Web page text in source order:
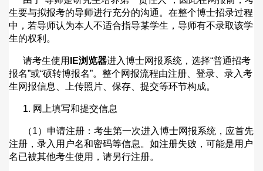
生要与拟报考的导师进行充分的沟通。在整个博士招录过程
中，若导师认为本人不适合指导某学生，导师有不录取该学
生的权利。
请考生使用 IE浏览器进入博士网报系统，选择“普通招考
报名”或“硕转博报名”。整个网报流程由注册、登录、录入考
生网报信息、上传照片、保存、提交等环节构成。
1. 网上填写和提交信息
（1）申请注册：考生第一次进入博士网报系统，应首先
注册，录入用户名和密码等信息。如注册失败，可能是用户
名已被其他考生使用，请另行注册。